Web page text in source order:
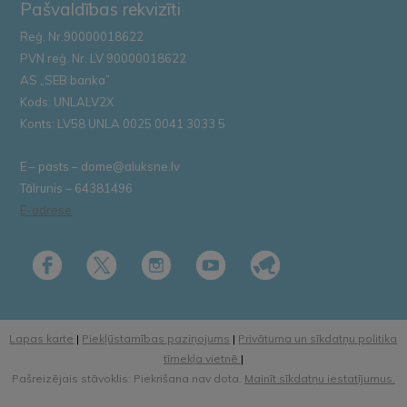
Pašvaldības rekvizīti
Reģ. Nr.90000018622
PVN reģ. Nr. LV 90000018622
AS „SEB banka”
Kods: UNLALV2X
Konts: LV58 UNLA 0025 0041 3033 5
E – pasts – dome@aluksne.lv
Tālrunis – 64381496
E-adrese
Lapas karte | Piekļūstamības paziņojums | Privātuma un sīkdatņu politika
tīmekļa vietnē |
Pašreizējais stāvoklis: Piekrišana nav dota. Mainīt sīkdatņu iestatījumus.